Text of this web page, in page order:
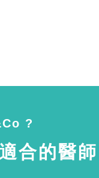
?
合的醫師